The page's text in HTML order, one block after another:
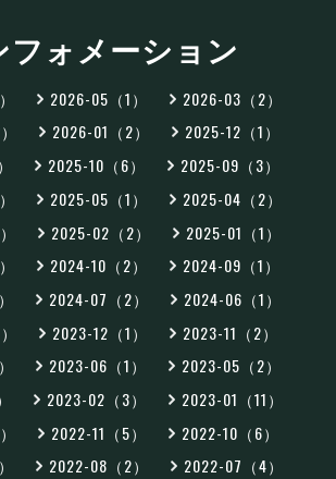
フォメーション
2026-05（1）
2026-03（2）
2026-01（2）
2025-12（1）
2025-10（6）
2025-09（3）
2025-05（1）
2025-04（2）
2025-02（2）
2025-01（1）
2024-10（2）
2024-09（1）
2024-07（2）
2024-06（1）
2023-12（1）
2023-11（2）
2023-06（1）
2023-05（2）
2023-02（3）
2023-01（11）
2022-11（5）
2022-10（6）
2022-08（2）
2022-07（4）